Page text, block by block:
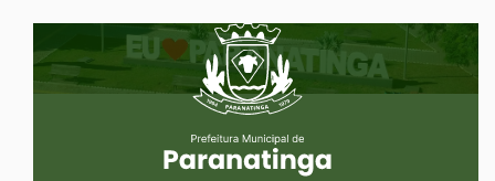
[alt+4]
Seção do Rodapé e Ouvidoria/